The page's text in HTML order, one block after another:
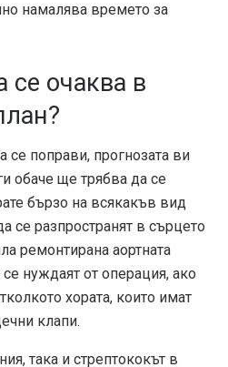
намалява времето за
очаква в
се поправи, прогнозата ви
обаче ще трябва да се
бързо на всякакъв вид
се разпространят в сърцето
ремонтирана аортната
нуждаят от операция, ако
хората, които имат
клапи.
така и стрептококът в